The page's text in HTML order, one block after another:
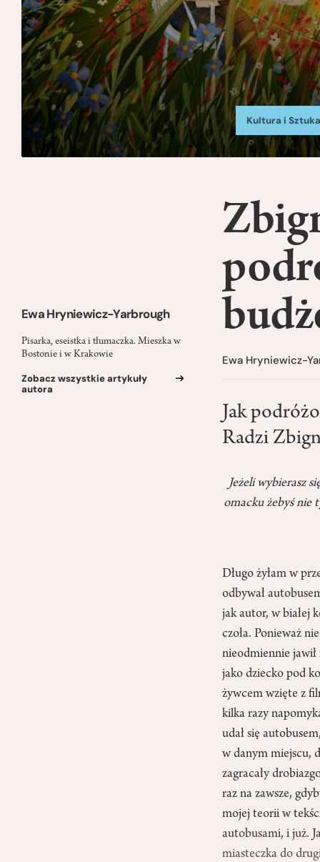
Kultura i Sztuka
Ewa Hryniewicz-Yarbrough
Pisarka, eseistka i tłumaczka. Mieszka w
Bostonie i w Krakowie
Zobacz wszystkie artykuły
autora
Ewa Hryniewicz-
Jak
Radzi
Jeżeli wybierasz
omacku żebyś nie
Długo żyłam w
odbywał
jak autor, w białej
czoła. Ponieważ
nieodmiennie
jako dziecko pod
żywcem wzięte z
kilka razy
udał się
w danym miejscu,
zagracały
raz na zawsze,
mojej teorii w
autobusami, i już.
miasteczka do